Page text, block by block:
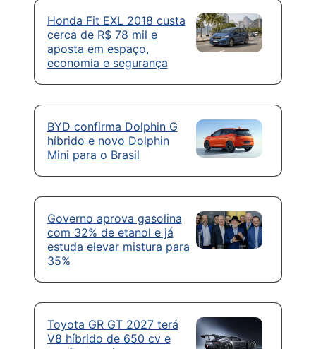
Honda Fit EXL 2018 custa
cerca de R$ 78 mil e
aposta em espaço,
economia e segurança
BYD confirma Dolphin G
híbrido e novo Dolphin
Mini para o Brasil
Governo aprova gasolina
com 32% de etanol e já
estuda elevar mistura para
35%
Toyota GR GT 2027 terá
V8 híbrido de 650 cv e